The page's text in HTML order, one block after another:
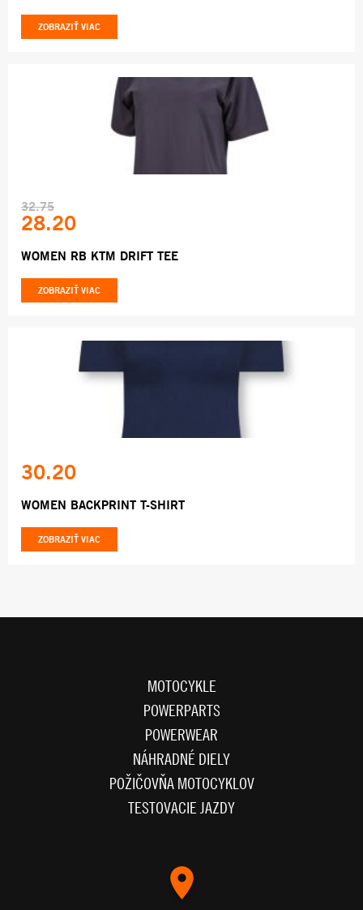
ZOBRAZIŤ VIAC
32.75
28.20
WOMEN RB KTM DRIFT TEE
ZOBRAZIŤ VIAC
30.20
WOMEN BACKPRINT T-SHIRT
ZOBRAZIŤ VIAC
MOTOCYKLE
POWERPARTS
POWERWEAR
NÁHRADNÉ DIELY
POŽIČOVŇA MOTOCYKLOV
TESTOVACIE JAZDY